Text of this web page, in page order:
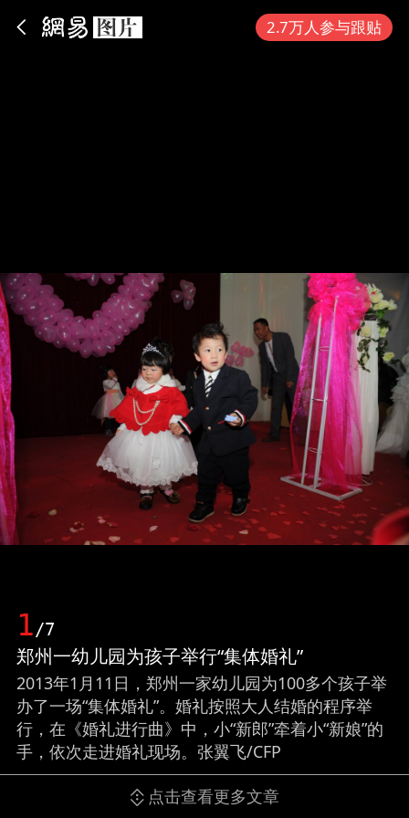
2.7万人参与跟贴
1/7
郑州一幼儿园为孩子举行“集体婚礼”
2013年1月11日，郑州一家幼儿园为100多个孩子举
办了一场“集体婚礼”。婚礼按照大人结婚的程序举
行，在《婚礼进行曲》中，小“新郎”牵着小“新娘”的
手，依次走进婚礼现场。张翼飞/CFP
点击查看更多文章